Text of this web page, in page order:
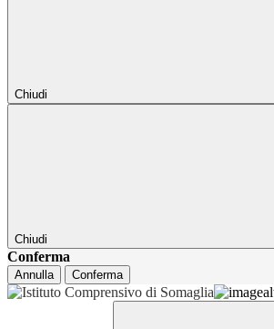
Chiudi
Chiudi
Conferma
Annulla Conferma